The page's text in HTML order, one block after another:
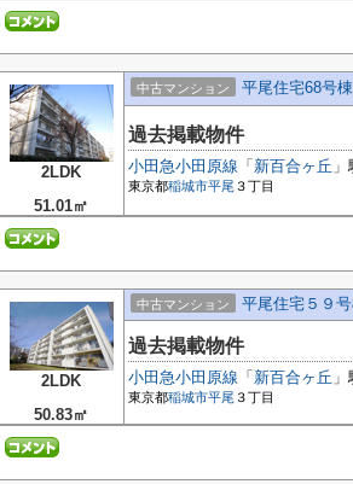
2LDK
51.01㎡
中古マンション 平尾住宅68号棟
過去掲載物件
小田急小田原線 「 新百合ヶ丘 」
東京都稲城市平尾 ３丁目
2LDK
50.83㎡
中古マンション 平尾住宅５９
過去掲載物件
小田急小田原線 「 新百合ヶ丘 」
東京都稲城市平尾 ３丁目